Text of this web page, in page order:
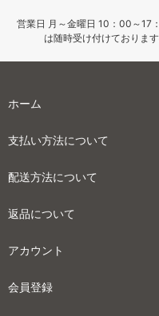
営業日 月～金曜日 10：00～17
は随時受け付けておりま
ホーム
支払い方法について
配送方法について
返品について
アカウント
会員登録